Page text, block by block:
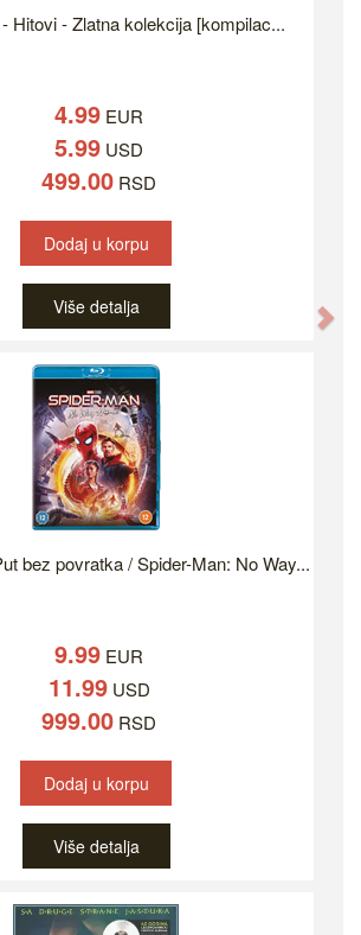
Hitovi - Zlatna kolekcija [kompilac...
4.99 EUR
5.99 USD
499.00 RSD
Dodaj u korpu
Više detalja
bez povratka / Spider-Man: No Way...
9.99 EUR
11.99USD
999.00 RSD
Dodaj u korpu
Više detalja